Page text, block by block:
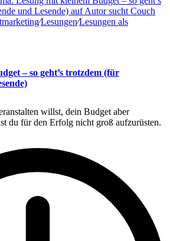
∕Lesungen∕Lesungen als
– so geht’s trotzdem (für
willst, dein Budget aber
du für den Erfolg nicht groß aufzurüsten.